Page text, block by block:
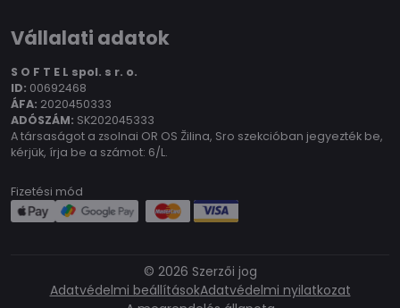
Vállalati adatok
S O F T E L spol. s r. o.
ID: 00692468
ÁFA: 2020450333
ADÓSZÁM: SK202045333
A társaságot a zsolnai OR OS Žilina, Sro szekcióban jegyezték be,
kérjük, írja be a számot: 6/L.
Fizetési mód
© 2026 Szerzői jog
Adatvédelmi beállításokAdatvédelmi nyilatkozat